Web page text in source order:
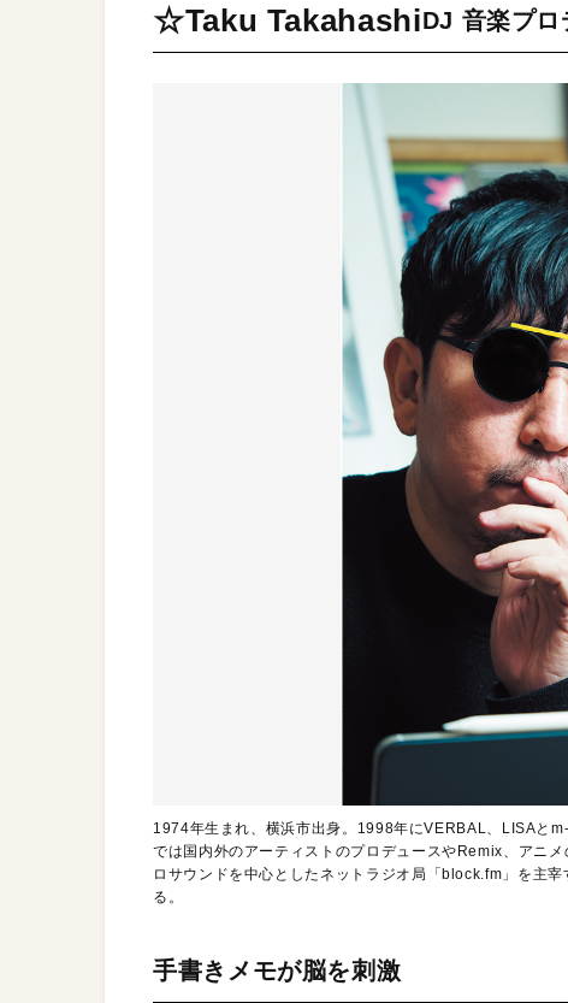
☆Taku TakahashiDJ 音楽プロ
1974年生まれ、横浜市出身。1998年にVERBAL、LISAと
では国内外のアーティストのプロデュースやRemix、アニ
ロサウンドを中心としたネットラジオ局「block.fm」を主
る。
手書きメモが脳を刺激